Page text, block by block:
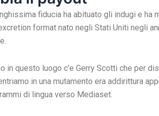
fiducia ha abituato gli indugi e
format nato negli Stati Uniti negli
in questo luogo c’e Gerry Scotti che per
in una mutamento era addirittura
di lingua verso Mediaset.